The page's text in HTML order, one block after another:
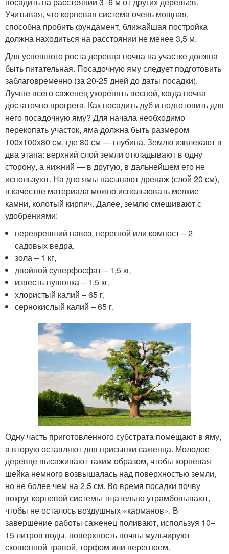
Учитывая, что корневая система очень мощная,
способна пробить фундамент, ближайшая постройка
должна находиться на расстоянии не менее 3,5 м.
Для успешного роста деревца почва на участке должна
быть питательная. Посадочную яму следует подготовить
заблаговременно (за 20-25 дней до даты посадки).
Лучше всего саженец укоренять весной, когда почва
достаточно прогрета. Как посадить дуб и подготовить для
него посадочную яму? Для начала необходимо
перекопать участок, яма должна быть размером
100х100х80 см, где 80 см — глубина. Землю извлекают в
два этапа: верхний слой земли откладывают в одну
сторону, а нижний — в другую, в дальнейшем его не
используют. На дно ямы насыпают дренаж (слой 20 см),
в качестве материала можно использовать мелкие
камни, колотый кирпич. Далее, землю смешивают с
удобрениями:
перепревший навоз, перегной или компост – 2
садовых ведра,
зола – 1 кг,
двойной суперфосфат – 1,5 кг,
известь-пушонка – 1,5 кг,
хлористый калий – 65 г,
сернокислый калий – 65 г.
Одну часть приготовленного субстрата помещают в яму,
а вторую оставляют для присыпки саженца. Молодое
деревце высаживают таким образом, чтобы корневая
шейка немного возвышалась над поверхностью земли,
но не более чем на 2,5 см. Во время посадки почву
вокруг корневой системы тщательно утрамбовывают,
чтобы не осталось воздушных «карманов». В
завершение работы саженец поливают, используя 10–
15 литров воды, поверхность почвы мульчируют
скошенной травой, торфом или перегноем.